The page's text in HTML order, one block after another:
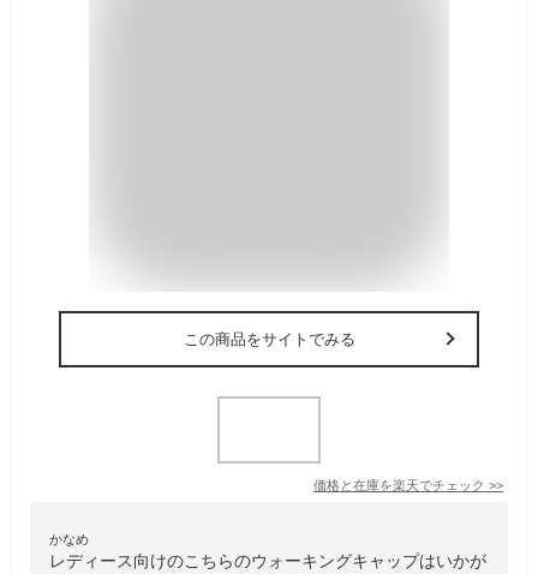
この商品をサイトでみる
価格と在庫を楽天でチェック >>
かなめ
レディース向けのこちらのウォーキングキャップはいかが